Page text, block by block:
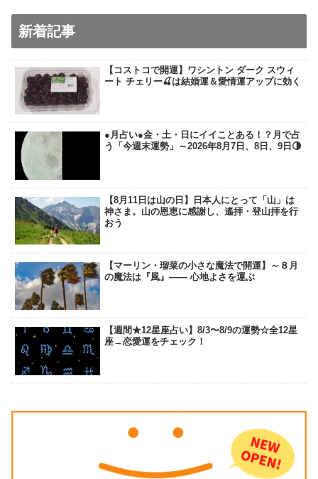
新着記事
【コストコで開運】ワシントン ダーク スウィ
ート チェリー🍒は結婚運＆愛情運アップに効く
●月占い●金・土・日にイイことある！？月で占
う「今週末運勢」～2026年8月7日、8日、9日🌗
【8月11日は山の日】日本人にとって「山」は
神さま。山の恩恵に感謝し、遙拝・登山拝を行
おう
【マーリン・瑠菜の小さな魔法で開運】～８月
の魔法は『風』―― 心地よさを運ぶ
【週間★12星座占い】8/3〜8/9の運勢☆全12星
座→恋愛運をチェック！